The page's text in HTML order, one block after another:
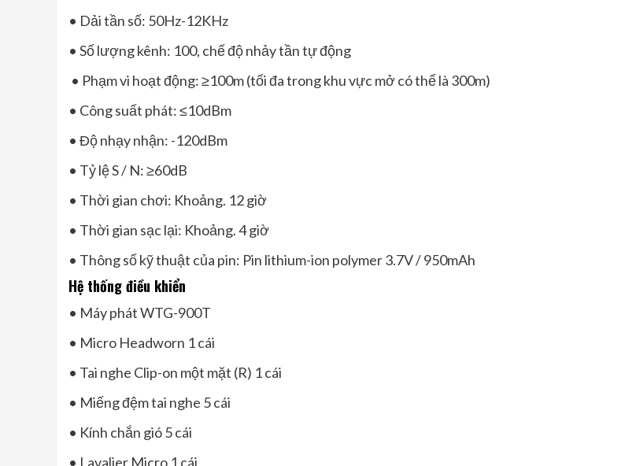
• Dải tần số: 50Hz-12KHz
• Số lượng kênh: 100, chế độ nhảy tần tự động
• Phạm vi hoạt động: ≥100m (tối đa trong khu vực mở có thể là 300m)
• Công suất phát: ≤10dBm
• Độ nhạy nhận: -120dBm
• Tỷ lệ S / N: ≥60dB
• Thời gian chơi: Khoảng. 12 giờ
• Thời gian sạc lại: Khoảng. 4 giờ
• Thông số kỹ thuật của pin: Pin lithium-ion polymer 3.7V / 950mAh
Hệ thống điều khiển
• Máy phát WTG-900T
• Micro Headworn 1 cái
• Tai nghe Clip-on một mặt (R) 1 cái
• Miếng đệm tai nghe 5 cái
• Kính chắn gió 5 cái
• Lavalier Micro 1 cái